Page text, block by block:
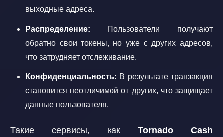
выходные адреса.
Распределение: Пользователи получают
обратно свои токены, но уже с других адресов,
что затрудняет отслеживание.
Конфиденциальность: В результате транзакция
становится неотличимой от других, что защищает
данные пользователя.
Такие сервисы, как Tornado Cash